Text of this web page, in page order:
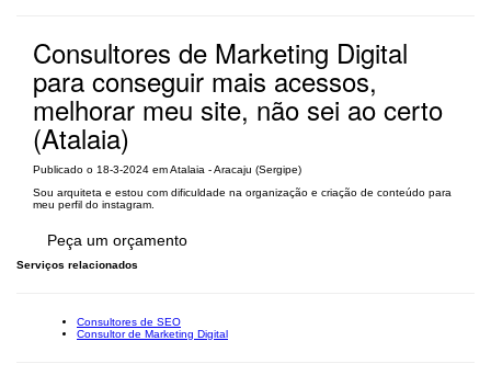
Consultores de Marketing Digital
para conseguir mais acessos,
melhorar meu site, não sei ao certo
(Atalaia)
Publicado o 18-3-2024 em Atalaia - Aracaju (Sergipe)
Sou arquiteta e estou com dificuldade na organização e criação de conteúdo para
meu perfil do instagram.
Peça um orçamento
Serviços relacionados
Consultores de SEO
Consultor de Marketing Digital